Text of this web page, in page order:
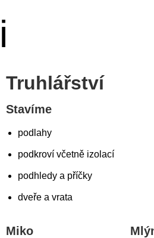
Truhlářství
Stavíme
podlahy
podkroví včetně izolací
podhledy a příčky
dveře a vrata
Miko